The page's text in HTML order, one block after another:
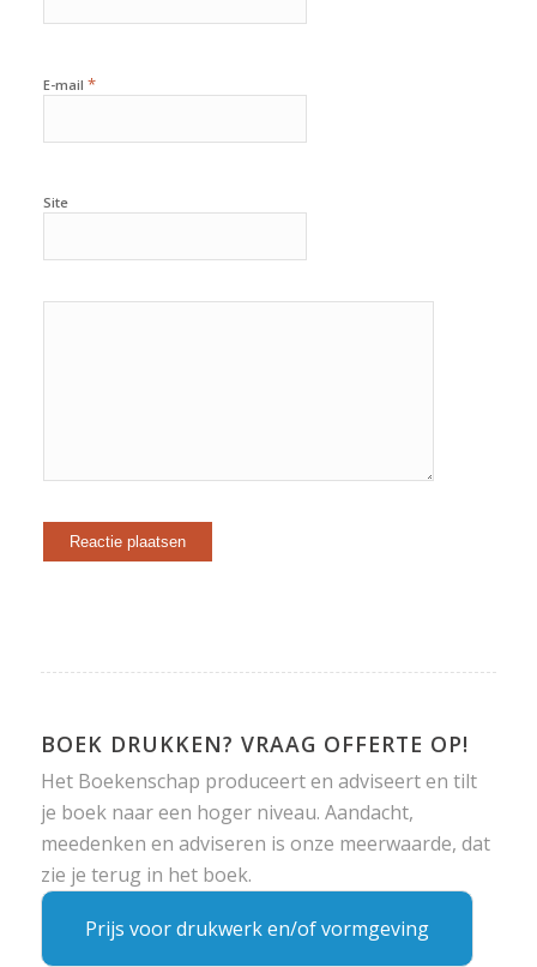
E-mail *
Site
BOEK DRUKKEN? VRAAG OFFERTE OP!
Het Boekenschap produceert en adviseert en tilt
je boek naar een hoger niveau. Aandacht,
meedenken en adviseren is onze meerwaarde, dat
zie je terug in het boek.
Prijs voor drukwerk en/of vormgeving